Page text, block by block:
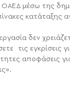
ΟΑΕΔ μέσω της
κατάταξης
δεν
τις εγκρίσεις
αποφάσεις